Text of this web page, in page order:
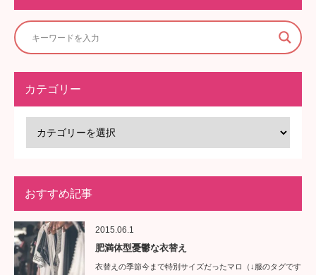
カテゴリー
おすすめ記事
2015.06.1
肥満体型憂鬱な衣替え
衣替えの季節今まで特別サイズだったマロ（↓服のタグです